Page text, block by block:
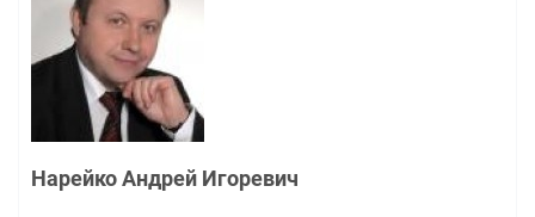
Нарейко Андрей Игоревич